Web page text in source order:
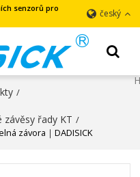
senzorů pro
český
/
závěsy řady KT /
závora｜DADISICK